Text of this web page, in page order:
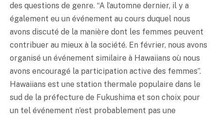
des questions de genre. “A l’automne dernier, il y a
également eu un événement au cours duquel nous
avons discuté de la manière dont les femmes peuvent
contribuer au mieux à la société. En février, nous avons
organisé un événement similaire à Hawaiians où nous
avons encouragé la participation active des femmes”.
Hawaiians est une station thermale populaire dans le
sud de la préfecture de Fukushima et son choix pour
un tel événement n’est probablement pas une